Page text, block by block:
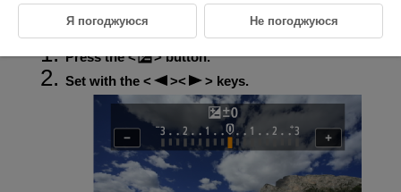
Auto are both set, seeM: Manual Exposure Shooting.
Press the
button.
Set with the
keys.
Я погоджуюся Не погоджуюся